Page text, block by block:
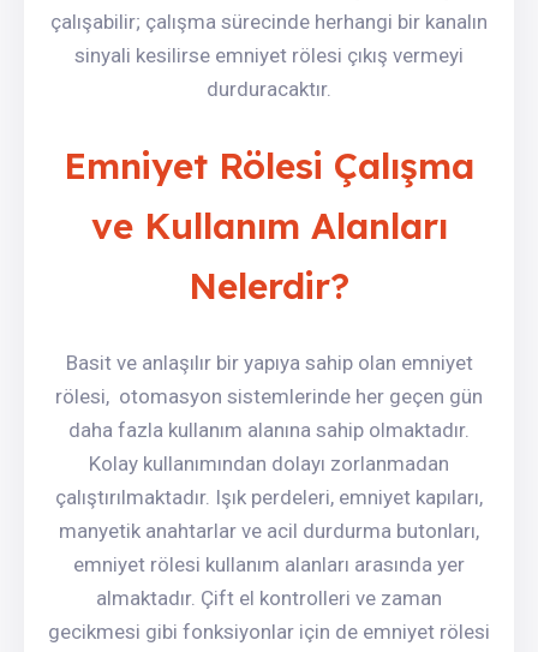
çalışabilir; çalışma sürecinde herhangi bir kanalın
sinyali kesilirse emniyet rölesi çıkış vermeyi
durduracaktır.
Emniyet Rölesi Çalışma
ve Kullanım Alanları
Nelerdir?
Basit ve anlaşılır bir yapıya sahip olan emniyet
rölesi, otomasyon sistemlerinde her geçen gün
daha fazla kullanım alanına sahip olmaktadır.
Kolay kullanımından dolayı zorlanmadan
çalıştırılmaktadır. Işık perdeleri, emniyet kapıları,
manyetik anahtarlar ve acil durdurma butonları,
emniyet rölesi kullanım alanları arasında yer
almaktadır. Çift el kontrolleri ve zaman
gecikmesi gibi fonksiyonlar için de emniyet rölesi